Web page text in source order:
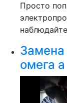
Просто
Замена
омега а